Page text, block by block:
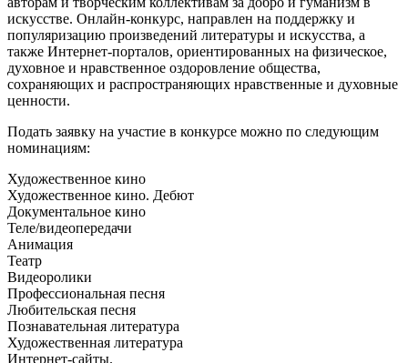
искусстве. Онлайн-конкурс, направлен на поддержку и
популяризацию произведений литературы и искусства, а
также Интернет-порталов, ориентированных на физическое,
духовное и нравственное оздоровление общества,
сохраняющих и распространяющих нравственные и духовные
ценности.
Подать заявку на участие в конкурсе можно по следующим
номинациям:
Художественное кино
Художественное кино. Дебют
Документальное кино
Теле/видеопередачи
Анимация
Театр
Видеоролики
Профессиональная песня
Любительская песня
Познавательная литература
Художественная литература
Интернет-сайты.